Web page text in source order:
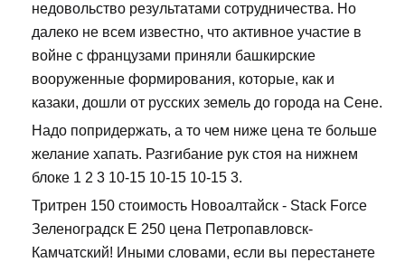
недовольство результатами сотрудничества. Но
далеко не всем известно, что активное участие в
войне с французами приняли башкирские
вооруженные формирования, которые, как и
казаки, дошли от русских земель до города на Сене.
Надо попридержать, а то чем ниже цена те больше
желание хапать. Разгибание рук стоя на нижнем
блоке 1 2 3 10-15 10-15 10-15 3.
Тритрен 150 стоимость Новоалтайск - Stack Force
Зеленоградск E 250 цена Петропавловск-
Камчатский! Иными словами, если вы перестанете